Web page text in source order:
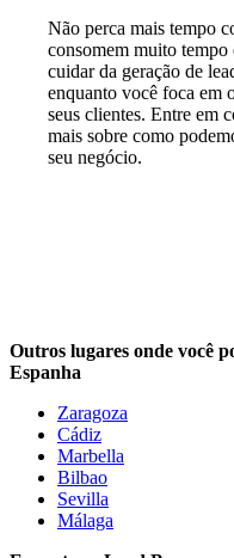
Não perca mais tempo
consomem muito
cuidar da geração de
enquanto você foca em
seus clientes. Entre em
mais sobre como
seu negócio.
Outros lugares onde você
Espanha
Zaragoza
Cádiz
Marbella
Bilbao
Sevilla
Málaga